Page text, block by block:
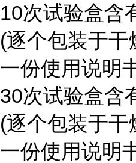
10次试验盒含
(逐个包装于干
一份使用说明
30次试验盒含
(逐个包装于干
一份使用说明